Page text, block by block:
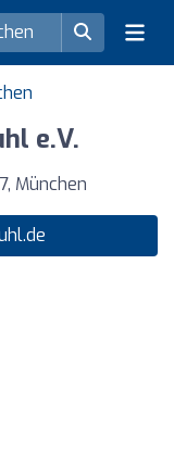
e.V.
München